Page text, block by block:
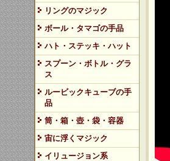
リングのマジック
ボール・タマゴの手品
ハト・ステッキ・ハット
スプーン・ボトル・グラ
ス
ルービックキューブの手
品
筒・箱・壺・袋・容器
宙に浮くマジック
イリュージョン系